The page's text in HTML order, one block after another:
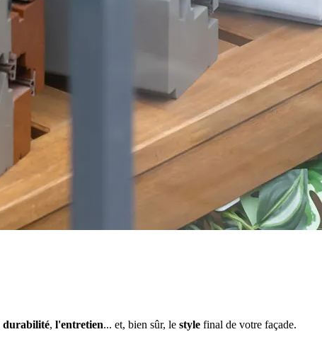
durabilité, l'entretien... et, bien sûr, le style final de votre façade.